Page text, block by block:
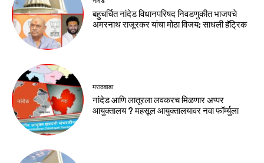
बहुचर्चित नांदेड विधानपरिषद निवडणुकीत भाजपचे
अमरनाथ राजूरकर यांचा मोठा विजय; साधली हॅट्रिक
मराठवाडा
नांदेड आणि लातूरला लवकरच मिळणार अप्पर
आयुक्तालय ? महसूल आयुक्तालयावर नवा फॉर्म्युला